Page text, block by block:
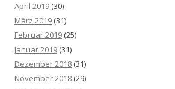
April 2019 (30)
März 2019 (31)
Februar 2019 (25)
Januar 2019 (31)
Dezember 2018 (31)
November 2018 (29)